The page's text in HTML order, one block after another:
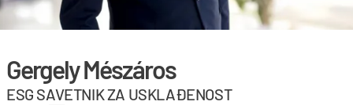
Gergely Mészáros
ESG SAVETNIK ZA USKLAĐENOST